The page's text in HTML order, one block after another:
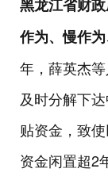
黑龙江省财
作为、慢作为
年，薛英杰
及时分解下
贴资金，致
资金闲置超2